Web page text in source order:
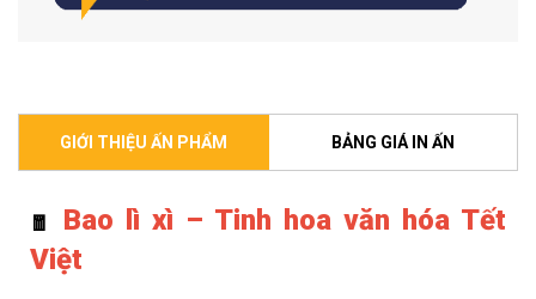
GIỚI THIỆU ẤN PHẨM BẢNG GIÁ IN ẤN
🧧 Bao lì xì – Tinh hoa văn hóa Tết
Việt